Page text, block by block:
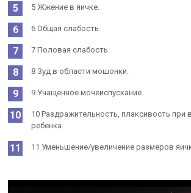
5 Жжение в яичке.
6 Общая слабость.
7 Половая слабость.
8 Зуд в области мошонки.
9 Учащенное мочеиспускание.
10 Раздражительность, плаксивость при
ребенка.
11 Уменьшение/увеличение размеров